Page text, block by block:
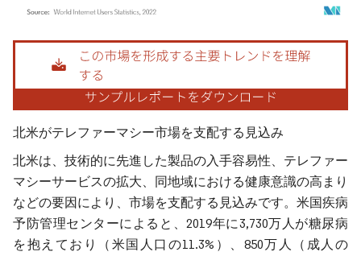
画像 © Mordor Intelligence。再利用にはCC BY 4.0の表示が必要です。
北米がテレファーマシー市場を支配する見込み
北米は、技術的に先進した製品の入手容易性、テレファー
マシーサービスの拡大、同地域における健康意識の高まり
などの要因により、市場を支配する見込みです。米国疾病
予防管理センターによると、2019年に3,730万人が糖尿病
を抱えており（米国人口の11.3%）、850万人（成人の